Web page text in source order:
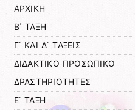
ΑΡΧΙΚΗ
Β΄ ΤΑΞΗ
Γ΄ ΚΑΙ Δ΄ ΤΑΞΕΙΣ
ΔΙΔΑΚΤΙΚΟ ΠΡΟΣΩΠΙΚΟ
ΔΡΑΣΤΗΡΙΟΤΗΤΕΣ
Ε΄ ΤΑΞΗ